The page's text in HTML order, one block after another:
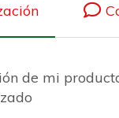
de mi